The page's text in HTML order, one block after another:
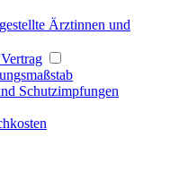
Ärztinnen und
Schutzimpfungen